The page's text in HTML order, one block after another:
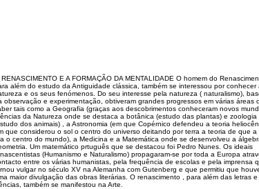
RENASCIMENTO E A FORMAÇÃO DA MENTALIDADE O homem do
além do estudo da Antiguidade clássica, também se interessou por conhecer
e os seus fenómenos. Do seu interesse pela natureza ( naturalismo),
observação e experimentação, obtiveram grandes progressos em várias áreas
tais como a Geografia (graças aos descobrimentos conheceram novos
da Natureza onde se destaca a botânica (estudo das plantas) e zoologia
dos animais) , a Astronomia (em que Copérnico defendeu a teoria
que considerou o sol o centro do universo deitando por terra a teoria de que a
o centro do mundo), a Medicina e a Matemática onde se desenvolveu a
Um matemático prtuguês que se destacou foi Pedro Nunes. Os ideais
(Humanismo e Naturalismo) propagaram-se por toda a Europa
entre os várias humanistas, pela frequência de escolas e pela imprensa
vulgar no século XV na Alemanha com Gutenberg e que permitiu que
maior divulgação das obras literárias. O renascimento , para além das letras
também se manifestou na Arte.